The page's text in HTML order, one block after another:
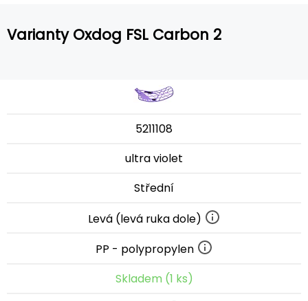
Varianty Oxdog FSL Carbon 2
5211108
ultra violet
Střední
Levá (levá ruka dole)
PP - polypropylen
Skladem (1 ks)